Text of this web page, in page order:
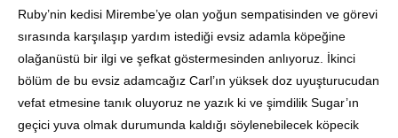
Ruby’nin kedisi Mirembe’ye olan yoğun sempatisinden ve görevi
sırasında karşılaşıp yardım istediği evsiz adamla köpeğine
olağanüstü bir ilgi ve şefkat göstermesinden anlıyoruz. İkinci
bölüm de bu evsiz adamcağız Carl’ın yüksek doz uyuşturucudan
vefat etmesine tanık oluyoruz ne yazık ki ve şimdilik Sugar’ın
geçici yuva olmak durumunda kaldığı söylenebilecek köpecik